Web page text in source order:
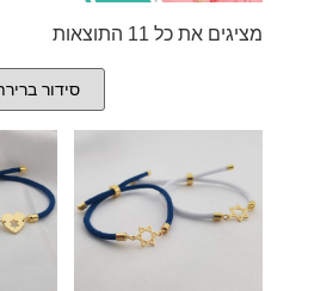
מציגים את כל ⁦11⁩ התוצאות